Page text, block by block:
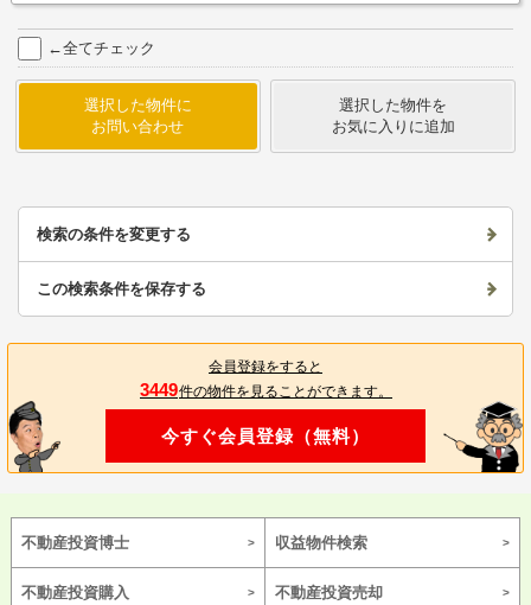
←全てチェック
選択した物件に
お問い合わせ
選択した物件を
お気に入りに追加
検索の条件を変更する
この検索条件を保存する
会員登録をすると
3449件の物件を見ることができます。
今すぐ会員登録（無料）
不動産投資博士 収益物件検索
不動産投資購入 不動産投資売却